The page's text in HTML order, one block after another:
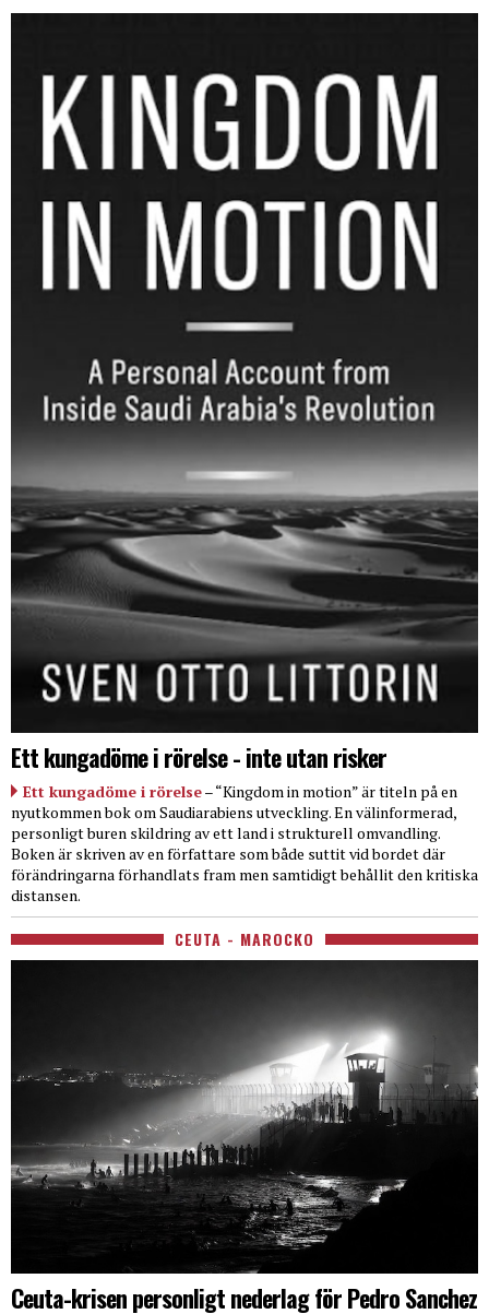
Ett kungadöme i rörelse - inte utan risker
Ett kungadöme i rörelse– “Kingdom in motion” är titeln på en
nyutkommen bok om Saudiarabiens utveckling. En välinformerad,
personligt buren skildring av ett land i strukturell omvandling.
Boken är skriven av en författare som både suttit vid bordet där
förändringarna förhandlats fram men samtidigt behållit den kritiska
distansen.
CEUTA - MAROCKO
Ceuta-krisen personligt nederlag för Pedro Sanchez